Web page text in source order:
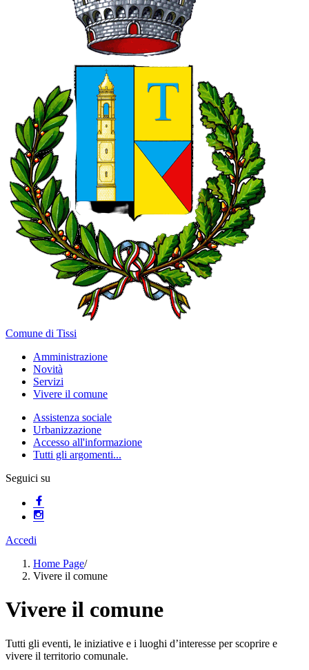
Comune di Tissi
Amministrazione
Novità
Servizi
Vivere il comune
Assistenza sociale
Urbanizzazione
Accesso all'informazione
Tutti gli argomenti...
Seguici su
Accedi
Home Page/
Vivere il comune
Vivere il comune
Tutti gli eventi, le iniziative e i luoghi d’interesse per scoprire e
vivere il territorio comunale.